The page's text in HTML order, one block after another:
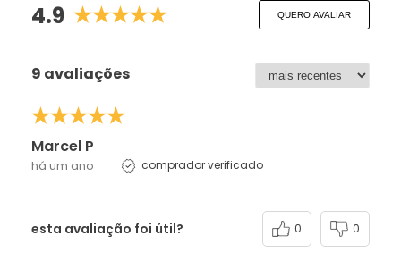
4.9 QUERO AVALIAR
9 avaliações
Marcel P
há um ano comprador verificado
esta avaliação foi útil? 0 0